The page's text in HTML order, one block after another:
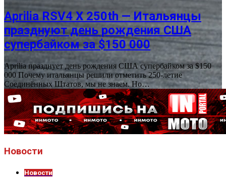
Aprilia RSV4 X 250th — Итальянцы
празднуют день рождения США
супербайком за $150 000
Aprilia празднует день рождения США супербайком за $150
000 Почему итальянцы решили отметить 250-летие
Соединённых Штатов, мы не знаем. Но…
Новости
Новости